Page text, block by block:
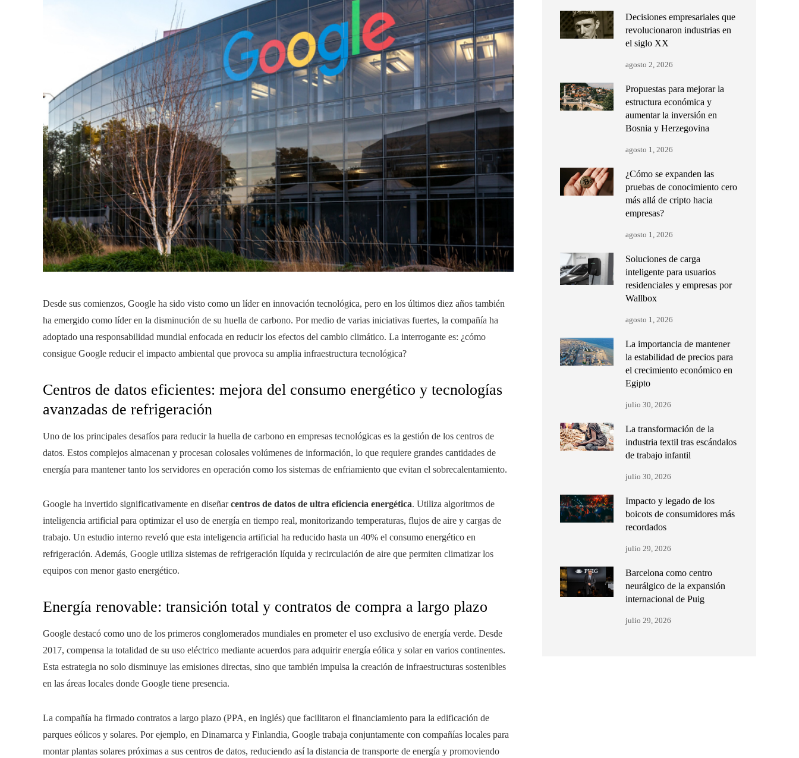
Desde sus comienzos, Google ha sido visto como un líder en innovación tecnológica, pero en los últimos diez años también
ha emergido como líder en la disminución de su huella de carbono. Por medio de varias iniciativas fuertes, la compañía ha
adoptado una responsabilidad mundial enfocada en reducir los efectos del cambio climático. La interrogante es: ¿cómo
consigue Google reducir el impacto ambiental que provoca su amplia infraestructura tecnológica?
Centros de datos eficientes: mejora del consumo energético y tecnologías
avanzadas de refrigeración
Uno de los principales desafíos para reducir la huella de carbono en empresas tecnológicas es la gestión de los centros de
datos. Estos complejos almacenan y procesan colosales volúmenes de información, lo que requiere grandes cantidades de
energía para mantener tanto los servidores en operación como los sistemas de enfriamiento que evitan el sobrecalentamiento.
Google ha invertido significativamente en diseñarcentros de datos de ultra eficiencia energética. Utiliza algoritmos de
inteligencia artificial para optimizar el uso de energía en tiempo real, monitorizando temperaturas, flujos de aire y cargas de
trabajo. Un estudio interno reveló que esta inteligencia artificial ha reducido hasta un 40% el consumo energético en
refrigeración. Además, Google utiliza sistemas de refrigeración líquida y recirculación de aire que permiten climatizar los
equipos con menor gasto energético.
Energía renovable: transición total y contratos de compra a largo plazo
Google destacó como uno de los primeros conglomerados mundiales en prometer el uso exclusivo de energía verde. Desde
2017, compensa la totalidad de su uso eléctrico mediante acuerdos para adquirir energía eólica y solar en varios continentes.
Esta estrategia no solo disminuye las emisiones directas, sino que también impulsa la creación de infraestructuras sostenibles
en las áreas locales donde Google tiene presencia.
La compañía ha firmado contratos a largo plazo (PPA, en inglés) que facilitaron el financiamiento para la edificación de
parques eólicos y solares. Por ejemplo, en Dinamarca y Finlandia, Google trabaja conjuntamente con compañías locales para
montar plantas solares próximas a sus centros de datos, reduciendo así la distancia de transporte de energía y promoviendo
Decisiones empresariales que
revolucionaron industrias en
el siglo XX
agosto 2, 2026
Propuestas para mejorar la
estructura económica y
aumentar la inversión en
Bosnia y Herzegovina
agosto 1, 2026
¿Cómo se expanden las
pruebas de conocimiento cero
más allá de cripto hacia
empresas?
agosto 1, 2026
Soluciones de carga
inteligente para usuarios
residenciales y empresas por
Wallbox
agosto 1, 2026
La importancia de mantener
la estabilidad de precios para
el crecimiento económico en
Egipto
julio 30, 2026
La transformación de la
industria textil tras escándalos
de trabajo infantil
julio 30, 2026
Impacto y legado de los
boicots de consumidores más
recordados
julio 29, 2026
Barcelona como centro
neurálgico de la expansión
internacional de Puig
julio 29, 2026